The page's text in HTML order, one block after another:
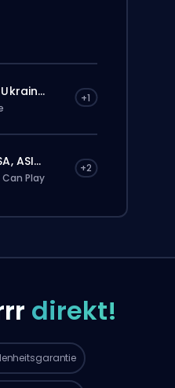
+1
ASI... +2
Play
direkt!
wird automatisch
länger sein als bei einer
über die Website.